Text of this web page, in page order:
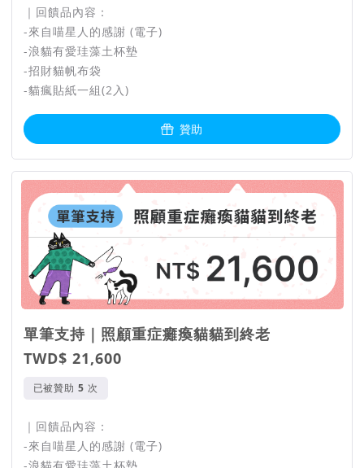
｜回饋品內容：
-來自喵星人的感謝 (電子)
-浪貓有愛珪藻土杯墊
-招財貓帆布袋
-貓瘋貼紙一組(2入)
贊助
單筆支持｜照顧重症癱瘓貓貓到終老
TWD$ 21,600
已被贊助 次
｜回饋品內容：
-來自喵星人的感謝 (電子)